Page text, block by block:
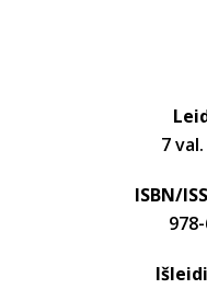
7
ISBN/